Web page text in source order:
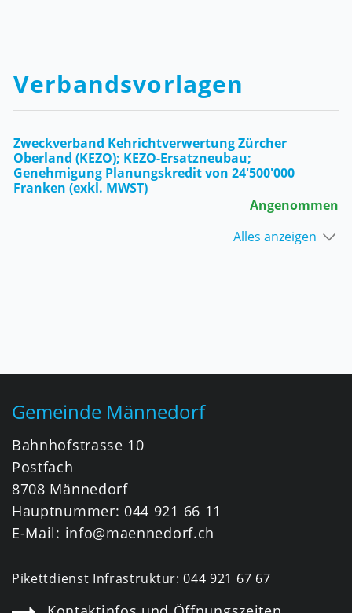
Verbandsvorlagen
Zweckverband Kehrichtverwertung Zürcher
Oberland (KEZO); KEZO-Ersatzneubau;
Genehmigung Planungskredit von 24'500'000
Franken (exkl. MWST)
Angenommen
Alles anzeigen
Gemeinde Männedorf
Bahnhofstrasse 10
Postfach
8708 Männedorf
Hauptnummer: 044 921 66 11
E-Mail: info@maennedorf.ch
Pikettdienst Infrastruktur:044 921 67 67